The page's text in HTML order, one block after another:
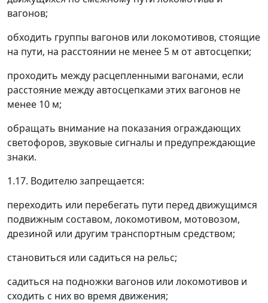
вагонов;
обходить группы вагонов или локомотивов, стоящие
на пути, на расстоянии не менее 5 м от автосцепки;
проходить между расцепленными вагонами, если
расстояние между автосцепками этих вагонов не
менее 10 м;
обращать внимание на показания ограждающих
светофоров, звуковые сигналы и предупреждающие
знаки.
1.17. Водителю запрещается:
переходить или перебегать пути перед движущимся
подвижным составом, локомотивом, мотовозом,
дрезиной или другим транспортным средством;
становиться или садиться на рельс;
садиться на подножки вагонов или локомотивов и
сходить с них во время движения;